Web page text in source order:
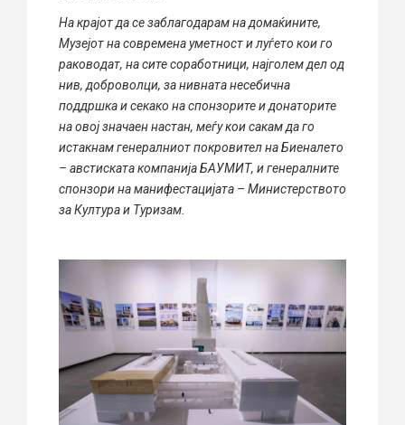
На крајот да се заблагодарам на домаќините,
Музејот на современа уметност и луѓето кои го
раководат, на сите соработници, најголем дел од
нив, доброволци, за нивната несебична
поддршка и секако на спонзорите и донаторите
на овој значаен настан, меѓу кои сакам да го
истакнам генералниот покровител на Биеналето
– австиската компанија БАУМИТ, и генералните
спонзори на манифестацијата – Министерството
за Култура и Туризам.